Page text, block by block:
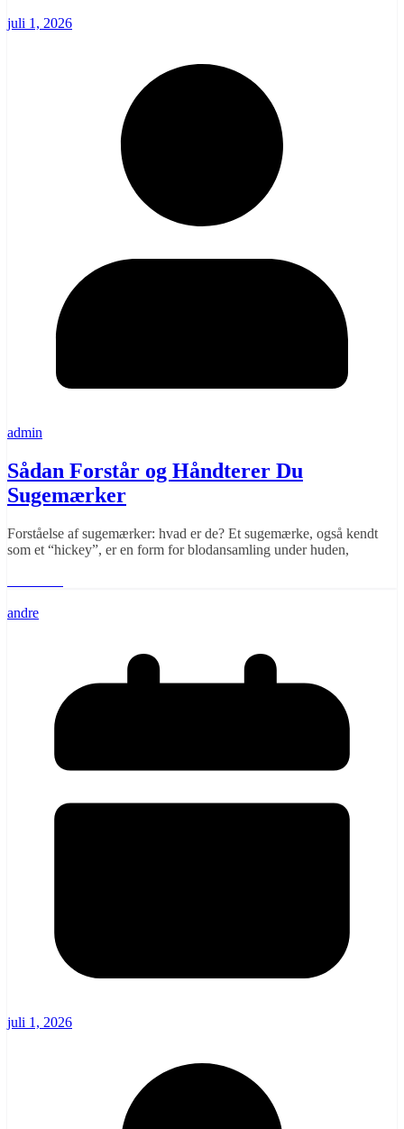
juli 1, 2026
admin
Sådan Forstår og Håndterer Du
Sugemærker
Forståelse af sugemærker: hvad er de? Et sugemærke, også kendt
som et “hickey”, er en form for blodansamling under huden,
andre
juli 1, 2026